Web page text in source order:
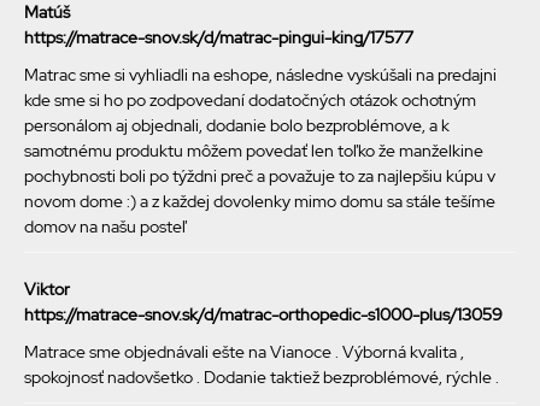
Matúš
https://matrace-snov.sk/d/matrac-pingui-king/17577
Matrac sme si vyhliadli na eshope, následne vyskúšali na predajni
kde sme si ho po zodpovedaní dodatočných otázok ochotným
personálom aj objednali, dodanie bolo bezproblémove, a k
samotnému produktu môžem povedať len toľko že manželkine
pochybnosti boli po týždni preč a považuje to za najlepšiu kúpu v
novom dome :) a z každej dovolenky mimo domu sa stále tešíme
domov na našu posteľ
Viktor
https://matrace-snov.sk/d/matrac-orthopedic-s1000-plus/13059
Matrace sme objednávali ešte na Vianoce . Výborná kvalita ,
spokojnosť nadovšetko . Dodanie taktiež bezproblémové, rýchle .